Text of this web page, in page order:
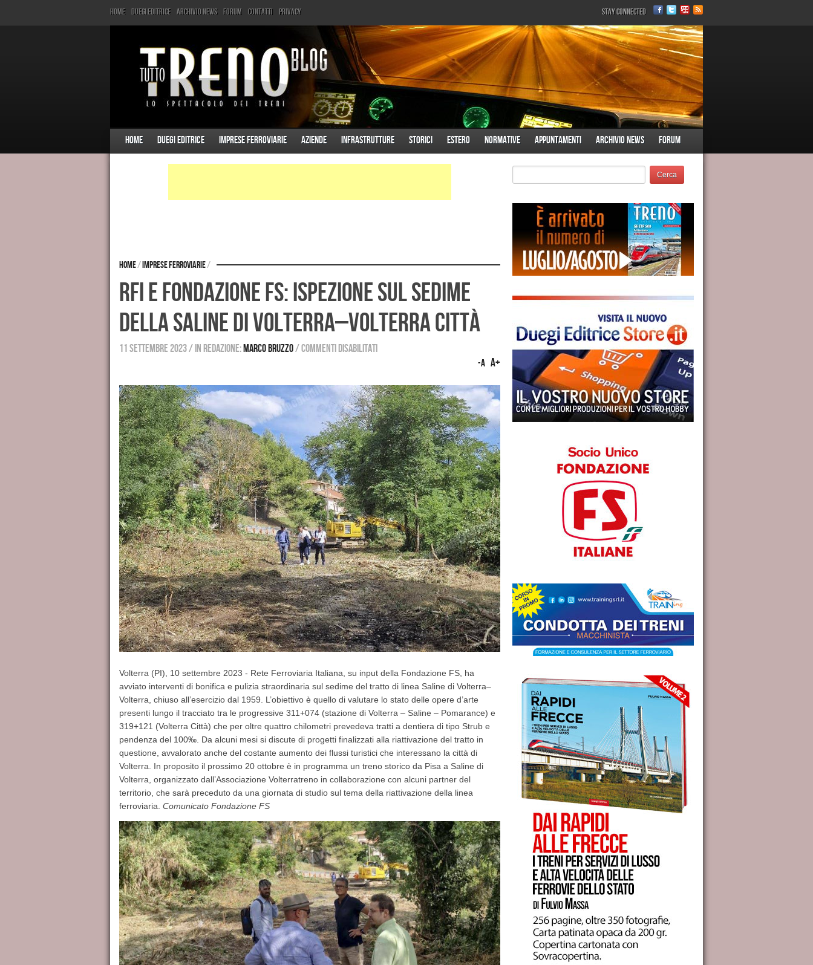
Home Duegi Editrice Archivio News Forum Contatti Privacy Stay Connected
Home Duegi Editrice Imprese ferroviarie Aziende Infrastrutture Storici Estero Normative Appuntamenti Archivio News Forum
Home/Imprese ferroviarie/
RFI e Fondazione FS: ispezione sul sedime
della Saline di Volterra–Volterra Città
11 settembre 2023/ in redazione: Marco Bruzzo/Commenti disabilitati
-A A+
Volterra (PI), 10 settembre 2023 - Rete Ferroviaria Italiana, su input della Fondazione FS, ha
avviato interventi di bonifica e pulizia straordinaria sul sedime del tratto di linea Saline di Volterra–
Volterra, chiuso all’esercizio dal 1959. L’obiettivo è quello di valutare lo stato delle opere d’arte
presenti lungo il tracciato tra le progressive 311+074 (stazione di Volterra – Saline – Pomarance) e
319+121 (Volterra Città) che per oltre quattro chilometri prevedeva tratti a dentiera di tipo Strub e
pendenza del 100‰. Da alcuni mesi si discute di progetti finalizzati alla riattivazione del tratto in
questione, avvalorato anche del costante aumento dei flussi turistici che interessano la città di
Volterra. In proposito il prossimo 20 ottobre è in programma un treno storico da Pisa a Saline di
Volterra, organizzato dall’Associazione Volterratreno in collaborazione con alcuni partner del
territorio, che sarà preceduto da una giornata di studio sul tema della riattivazione della linea
ferroviaria. Comunicato Fondazione FS